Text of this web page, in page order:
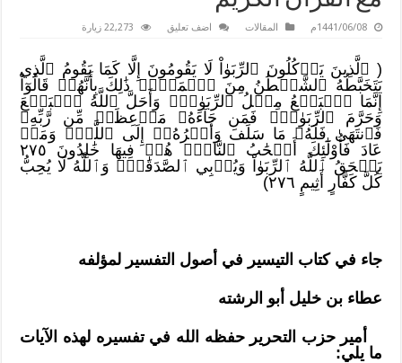
1441/06/08م المقالات اضف تعليق 22,273 زيارة
( ٱلَّذِينَ يَأۡكُلُونَ ٱلرِّبَوٰاْ لَا يَقُومُونَ إِلَّا كَمَا يَقُومُ ٱلَّذِي
يَتَخَبَّطُهُ ٱلشَّيۡطَٰنُ مِنَ ٱلۡمَسِّۚ ذَٰلِكَ بِأَنَّهُمۡ قَالُوٓاْ
إِنَّمَا ٱلۡبَيۡعُ مِثۡلُ ٱلرِّبَوٰاْۗ وَأَحَلَّ ٱللَّهُ ٱلۡبَيۡعَ
وَحَرَّمَ ٱلرِّبَوٰاْۚ فَمَن جَآءَهُۥ مَوۡعِظَةٞ مِّن رَّبِّهِۦ
فَٱنتَهَىٰ فَلَهُۥ مَا سَلَفَ وَأَمۡرُهُۥٓ إِلَى ٱللَّهِۖ وَمَنۡ
عَادَ فَأُوْلَٰٓئِكَ أَصۡحَٰبُ ٱلنَّارِۖ هُمۡ فِيهَا خَٰلِدُونَ ٢٧٥
يَمۡحَقُ ٱللَّهُ ٱلرِّبَوٰاْ وَيُرۡبِي ٱلصَّدَقَٰتِۗ وَٱللَّهُ لَا يُحِبُّ
كُلَّ كَفَّارٍ أَثِيمٍ ٢٧٦)
جاء في كتاب التيسير في أصول التفسير لمؤلفه
عطاء بن خليل أبو الرشته
أمير حزب التحرير حفظه الله في تفسيره لهذه الآيات
ما يلي: